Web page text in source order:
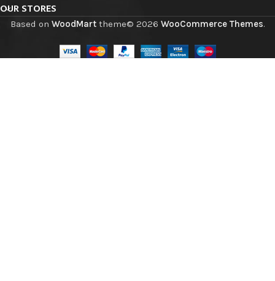
OUR STORES
Based on WoodMarttheme© 2026 WooCommerce Themes.